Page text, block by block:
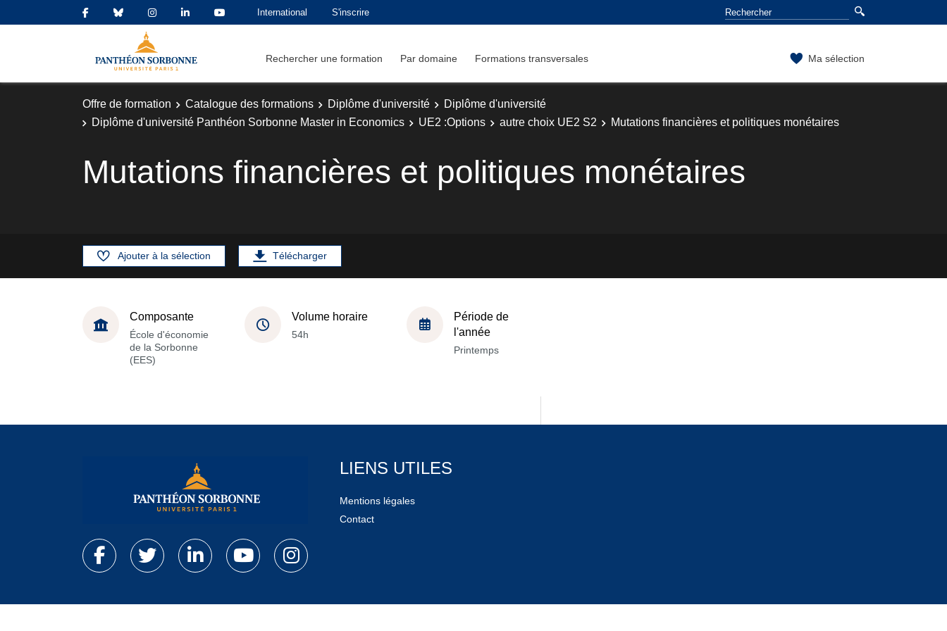
International S'inscrire
Rechercher une formation Par domaine Formations transversales Ma sélection
Offre de formation Catalogue des formations Diplôme d'université
Diplôme d'université
Diplôme d'université Panthéon Sorbonne Master in Economics
UE2 :Options autre choix UE2 S2 Mutations financières et politiques monétaires
Mutations financières et politiques monétaires
Ajouter à la sélection Télécharger
Composante
École d'économie
de la Sorbonne
(EES)
Volume horaire
54h
Période de
l'année
Printemps
LIENS UTILES
Mentions légales
Contact